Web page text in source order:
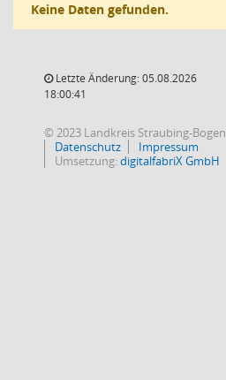
Keine Daten gefunden.
Letzte Änderung: 05.08.2026
18:00:41
© 2023 Landkreis Straubing-Bogen
Datenschutz
Impressum
Umsetzung:digitalfabriX GmbH